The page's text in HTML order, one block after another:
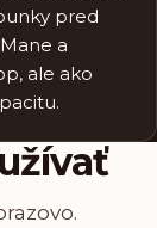
pred
a
ale ako